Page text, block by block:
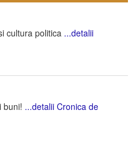
cultura politica ...detalii
buni! ...detalii Cronica de